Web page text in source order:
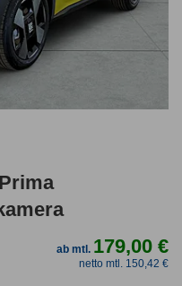
ab mtl. 179,00 €
netto mtl. 150,42 €